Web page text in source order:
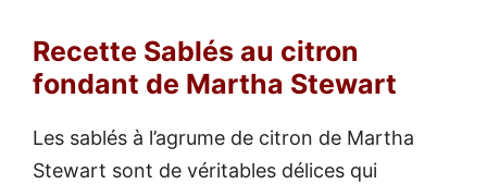
Recette Sablés au citron
fondant de Martha Stewart
Les sablés à l’agrume de citron de Martha
Stewart sont de véritables délices qui